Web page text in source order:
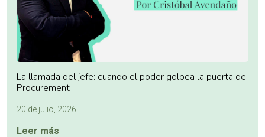
La llamada del jefe: cuando el poder golpea la puerta de
Procurement
20 de julio, 2026
Leer más